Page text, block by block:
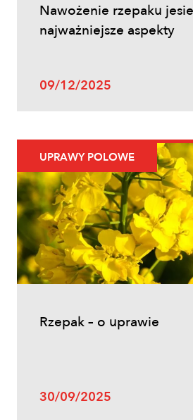
Uprawy polowe
Ochrona fungicydowa zbóż
zabiegów, terminy i
ochrony
Uprawy polowe
Nawożenie rzepaku
najważniejsze aspekty
09/12/2025
UPRAWY POLOWE
Rzepak – o uprawie
30/09/2025